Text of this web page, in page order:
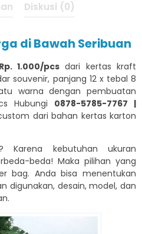
Diskusi (0)
di Bawah Seribuan
1.000/pcsdari kertas kraft
souvenir, panjang 12 x tebal 8
warna dengan pembuatan
Hubungi 0878-5785-7767 |
dari bahan kertas karton
Karena kebutuhan ukuran
beda! Maka pilihan yang
bag. Anda bisa menentukan
digunakan, desain, model, dan